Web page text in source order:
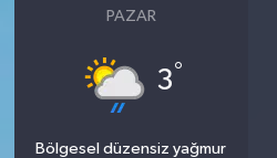
PAZAR
3°
Bölgesel düzensiz yağmur